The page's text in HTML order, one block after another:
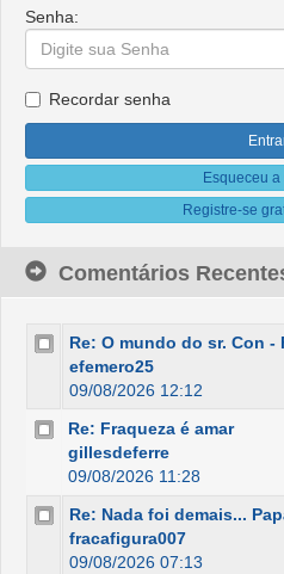
Senha:
Recordar senha
Esqueceu
Registre-se
Comentários
Re: O mundo do sr. Con -
efemero25
09/08/2026 12:12
Re: Fraqueza é amar
gillesdeferre
09/08/2026 11:28
Re: Nada foi demais...
fracafigura007
09/08/2026 07:13